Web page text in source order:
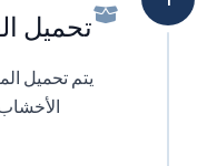
تحميل
يتم تحميل